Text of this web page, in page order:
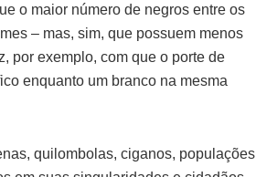
o maior número de negros entre os
– mas, sim, que possuem menos
por exemplo, com que o porte de
enquanto um branco na mesma
quilombolas, ciganos, populações